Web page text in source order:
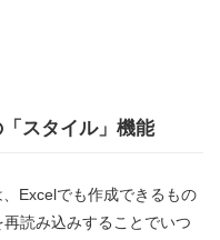
スタイル」機能
Excelでも作成できるもの
読み込みすることでいつ